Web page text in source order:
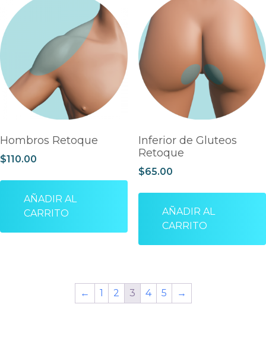
Hombros Retoque
$110.00
AÑADIR AL
CARRITO
Inferior de Gluteos
Retoque
$65.00
AÑADIR AL
CARRITO
← 1 2 3 4 5 →